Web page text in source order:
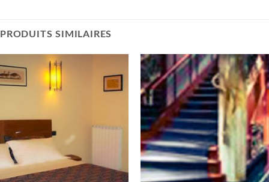
PRODUITS SIMILAIRES